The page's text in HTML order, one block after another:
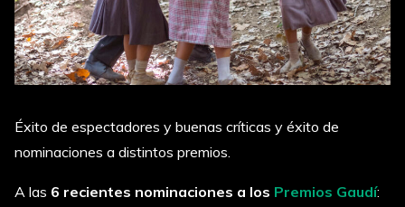
Éxito de espectadores y buenas críticas y éxito de
nominaciones a distintos premios.
A las 6 recientes nominaciones a los Premios Gaudí: